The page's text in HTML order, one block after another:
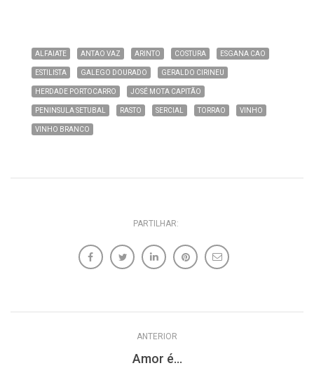
ALFAIATE ANTAO VAZ ARINTO COSTURA ESGANA CAO
ESTILISTA GALEGO DOURADO GERALDO CIRINEU
HERDADE PORTOCARRO JOSÉ MOTA CAPITÃO
PENINSULA SETUBAL RASTO SERCIAL TORRAO VINHO
VINHO BRANCO
PARTILHAR:
ANTERIOR
Amor é…